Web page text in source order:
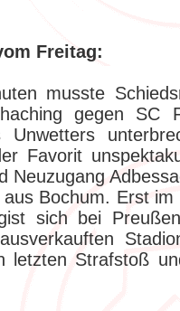
Freitag:
musste
gegen SC
Unwetters
Favorit
Neuzugang
Bochum. Erst
sich bei
letzten Strafstoß